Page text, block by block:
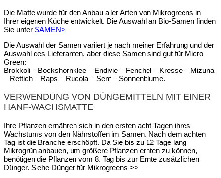
Die Matte wurde für den Anbau aller Arten von Mikrogreens in
Ihrer eigenen Küche entwickelt. Die Auswahl an Bio-Samen finden
Sie unter SAMEN>
Die Auswahl der Samen variiert je nach meiner Erfahrung und der
Auswahl des Lieferanten, aber diese Samen sind gut für Micro
Green:
Brokkoli – Bockshornklee – Endivie – Fenchel – Kresse – Mizuna
– Rettich – Raps – Rucola – Senf – Sonnenblume.
VERWENDUNG VON DÜNGEMITTELN MIT EINER
HANF-WACHSMATTE
Ihre Pflanzen ernähren sich in den ersten acht Tagen ihres
Wachstums von den Nährstoffen im Samen. Nach dem achten
Tag ist die Branche erschöpft. Da Sie bis zu 12 Tage lang
Mikrogrün anbauen, um größere Pflanzen ernten zu können,
benötigen die Pflanzen vom 8. Tag bis zur Ernte zusätzlichen
Dünger. Siehe Dünger für Mikrogreens >>